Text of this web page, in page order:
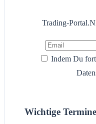
Trading-
Indem Du
Wichtige